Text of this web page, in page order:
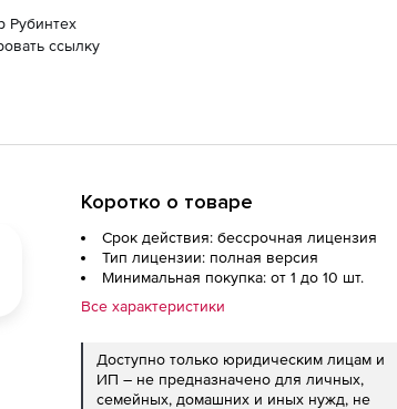
Рубинтех
ссылку
Коротко о товаре
Срок действия: бессрочная лицензия
Тип лицензии: полная версия
Минимальная покупка: от 1 до 10 шт.
Все характеристики
Доступно только юридическим лицам и
ИП – не предназначено для личных,
семейных, домашних и иных нужд, не